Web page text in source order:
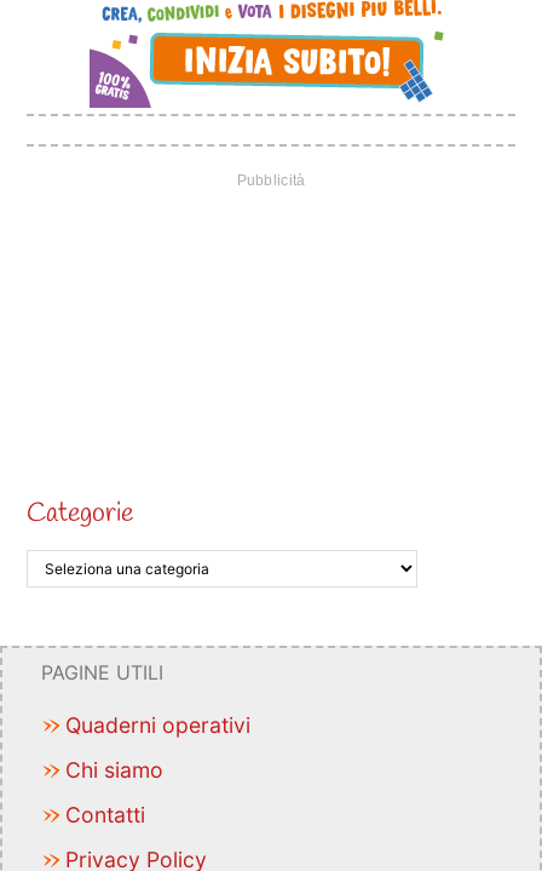
Categorie
PAGINE UTILI
Quaderni operativi
Chi siamo
Contatti
Privacy Policy